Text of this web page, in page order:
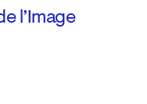
l’Image